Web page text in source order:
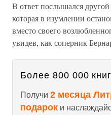
В ответ послышался
которая в изумлении
вместо своего
увидев, как соперник
Более 800 000
Получи 2 месяца
подарок и